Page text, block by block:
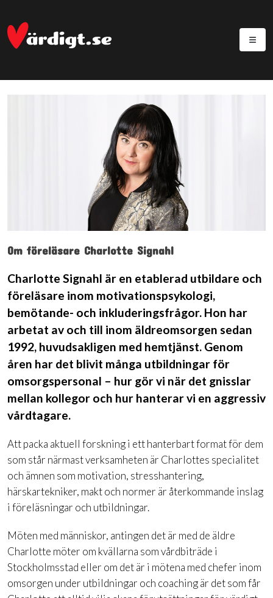
Om föreläsare Charlotte Signahl
Charlotte Signahl är en etablerad utbildare och
föreläsare inom motivationspsykologi,
bemötande- och inkluderingsfrågor. Hon har
arbetat av och till inom äldreomsorgen sedan
1992, huvudsakligen med hemtjänst. Genom
åren har det blivit många utbildningar för
omsorgspersonal – hur gör vi när det gnisslar
mellan kollegor och hur hanterar vi en aggressiv
vårdtagare.
Att packa aktuell forskning i ett hanterbart format för dem
som står närmast verksamheten är Charlottes specialitet
och ämnen som motivation, stresshantering,
härskartekniker, makt och normer är återkommande inslag
i föreläsningar och utbildningar.
Möten med människor, antingen det är med de äldre
Charlotte möter om kvällarna som vårdbiträde i
Stockholmsstad eller om det är i mötena med chefer inom
omsorgen under utbildningar och coaching är det som får